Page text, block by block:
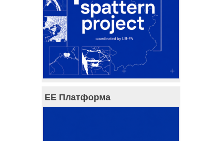
ЕЕ Платформа